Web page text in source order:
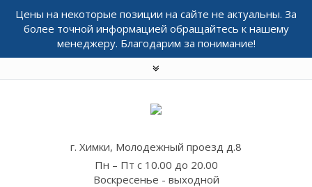
Цены на некоторые позиции на сайте не актуальны. За
более точной информацией обращайтесь к нашему
менеджеру. Благодарим за понимание!
г. Химки, Молодежный проезд д.8
Пн – Пт с 10.00 до 20.00
Воскресенье - выходной